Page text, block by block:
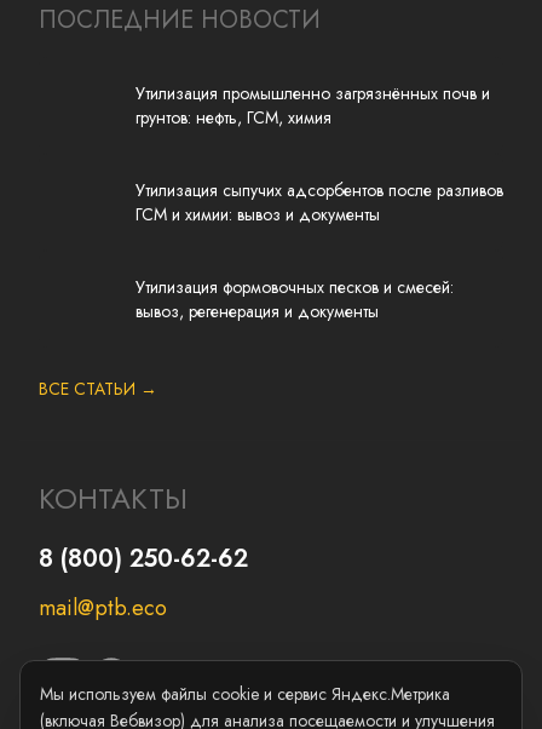
ПОСЛЕДНИЕ НОВОСТИ
Утилизация промышленно загрязнённых почв и
грунтов: нефть, ГСМ, химия
Утилизация сыпучих адсорбентов после разливов
ГСМ и химии: вывоз и документы
Утилизация формовочных песков и смесей:
вывоз, регенерация и документы
ВСЕ СТАТЬИ →
КОНТАКТЫ
8 (800) 250-62-62
mail@ptb.eco
Мы используем файлы cookie и сервис Яндекс.Метрика
(включая Вебвизор) для анализа посещаемости и улучшения